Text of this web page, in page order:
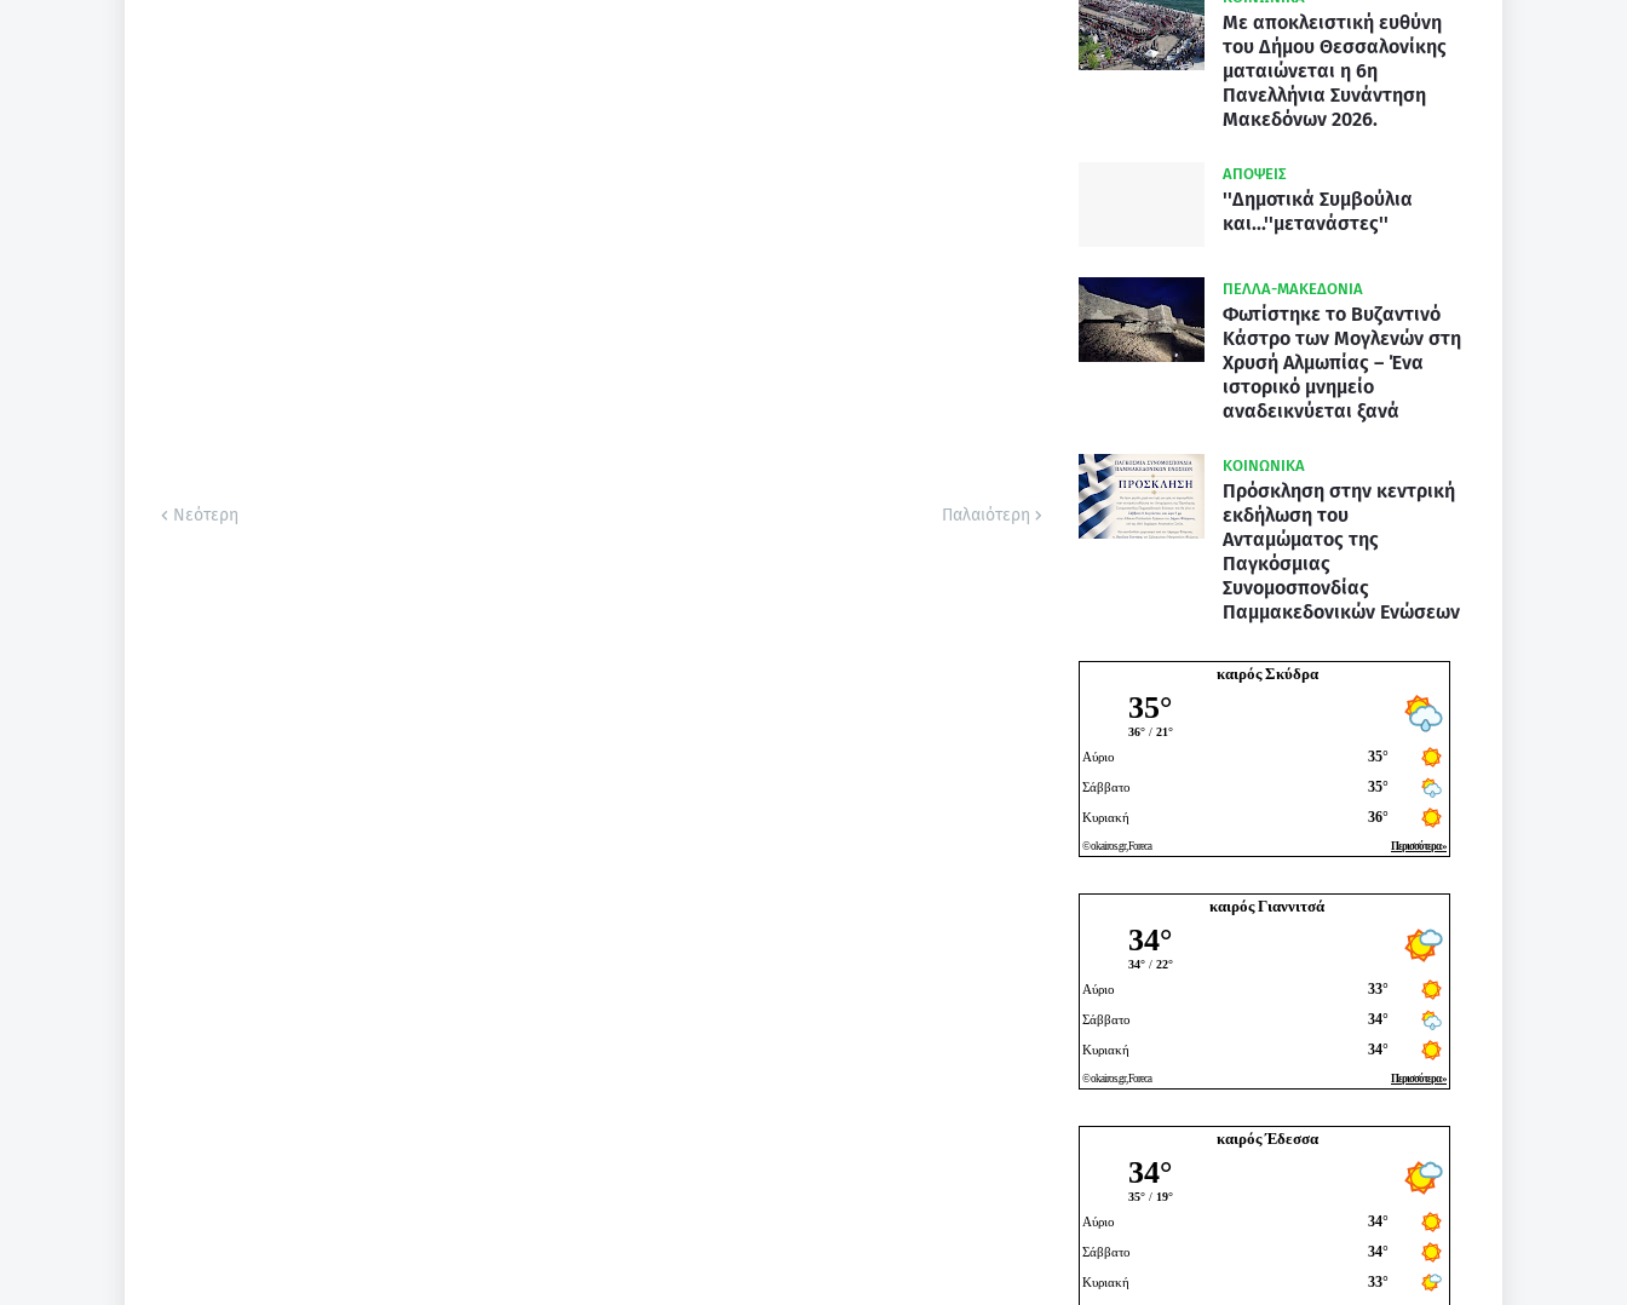
Νεότερη Παλαιότερη
Με αποκλειστική ευθύνη
του Δήμου Θεσσαλονίκης
ματαιώνεται η 6η
Πανελλήνια Συνάντηση
Μακεδόνων 2026.
ΑΠΟΨΕΙΣ
''Δημοτικά Συμβούλια
και...''μετανάστες''
ΠΕΛΛΑ-ΜΑΚΕΔΟΝΙΑ
Φωτίστηκε το Βυζαντινό
Κάστρο των Μογλενών στη
Χρυσή Αλμωπίας – Ένα
ιστορικό μνημείο
αναδεικνύεται ξανά
ΚΟΙΝΩΝΙΚΑ
Πρόσκληση στην κεντρική
εκδήλωση του
Ανταμώματος της
Παγκόσμιας
Συνομοσπονδίας
Παμμακεδονικών Ενώσεων
καιρός Σκύδρα
καιρός Γιαννιτσά
καιρός Έδεσσα